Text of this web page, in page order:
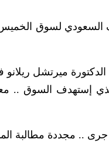
السعودي لسوق
الدكتورة ميرتشل
إستهدف السوق ..
.. مجددة مطالبة